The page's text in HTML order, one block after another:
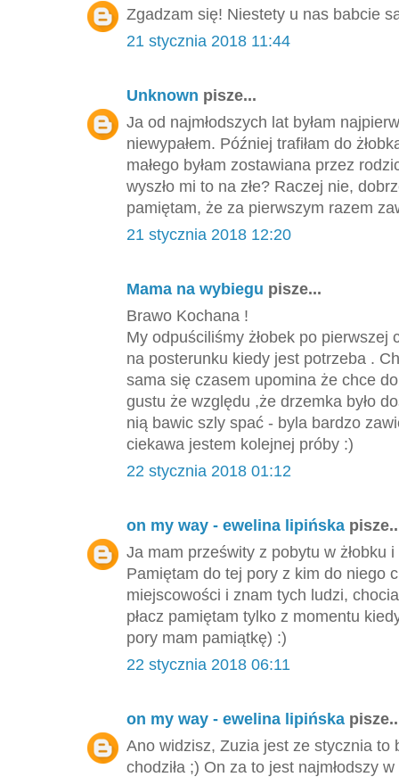
Zgadzam się! Niestety u nas babcie
21 stycznia 2018 11:44
Unknown pisze...
Ja od najmłodszych lat byłam
niewypałem. Później trafiłam do
małego byłam zostawiana przez
wyszło mi to na złe? Raczej nie,
pamiętam, że za pierwszym razem
21 stycznia 2018 12:20
Mama na wybiegu pisze...
Brawo Kochana !
My odpuściliśmy żłobek po
na posterunku kiedy jest potrzeba .
sama się czasem upomina że chce
gustu że względu ,że drzemka było
nią bawic szly spać - byla bardzo
ciekawa jestem kolejnej próby :)
22 stycznia 2018 01:12
on my way - ewelina lipińska
Ja mam prześwity z pobytu w żłobku
Pamiętam do tej pory z kim do niego
miejscowości i znam tych ludzi,
płacz pamiętam tylko z momentu
pory mam pamiątkę) :)
22 stycznia 2018 06:11
on my way - ewelina lipińska
Ano widzisz, Zuzia jest ze stycznia to
chodziła ;) On za to jest najmłodszy